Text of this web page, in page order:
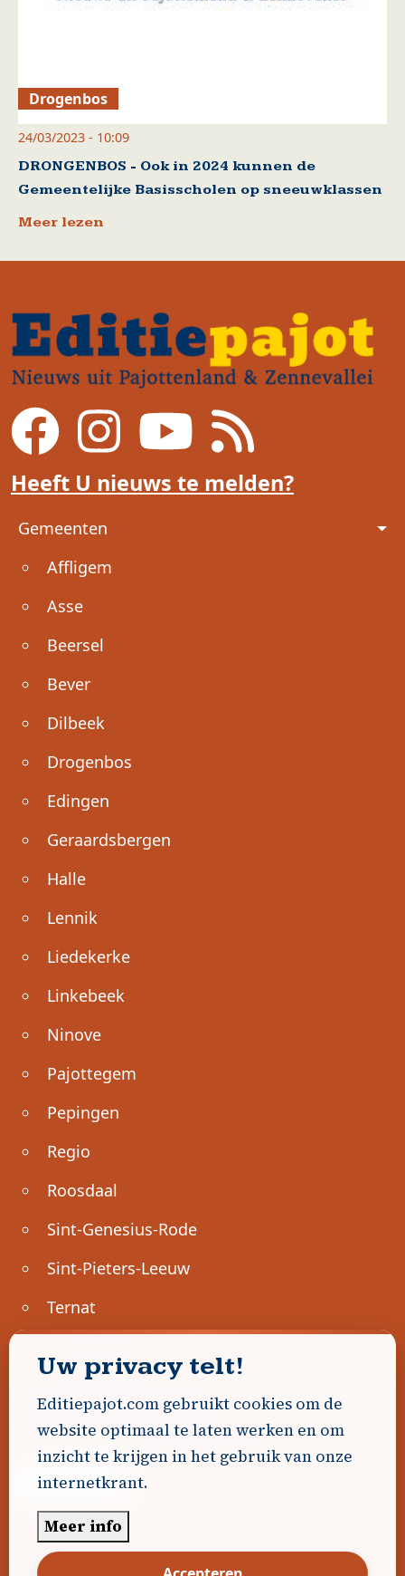
Drogenbos
24/03/2023 - 10:09
DRONGENBOS - Ook in 2024 kunnen de
Gemeentelijke Basisscholen op sneeuwklassen
Meer lezen
Heeft U nieuws te melden?
Voet
Gemeenten
Affligem
Asse
Beersel
Bever
Dilbeek
Drogenbos
Edingen
Geraardsbergen
Halle
Lennik
Liedekerke
Linkebeek
Ninove
Pajottegem
Pepingen
Regio
Roosdaal
Sint-Genesius-Rode
Sint-Pieters-Leeuw
Ternat
Geen advertenties gevonden.
Uw advertentie hier? Contacteer ons!
Word Partner!
© 2026 Editiepajot.com
Algemene voorwaarden
Uw privacy telt!
Editiepajot.com gebruikt cookies om de
website optimaal te laten werken en om
inzicht te krijgen in het gebruik van onze
internetkrant.
Meer info